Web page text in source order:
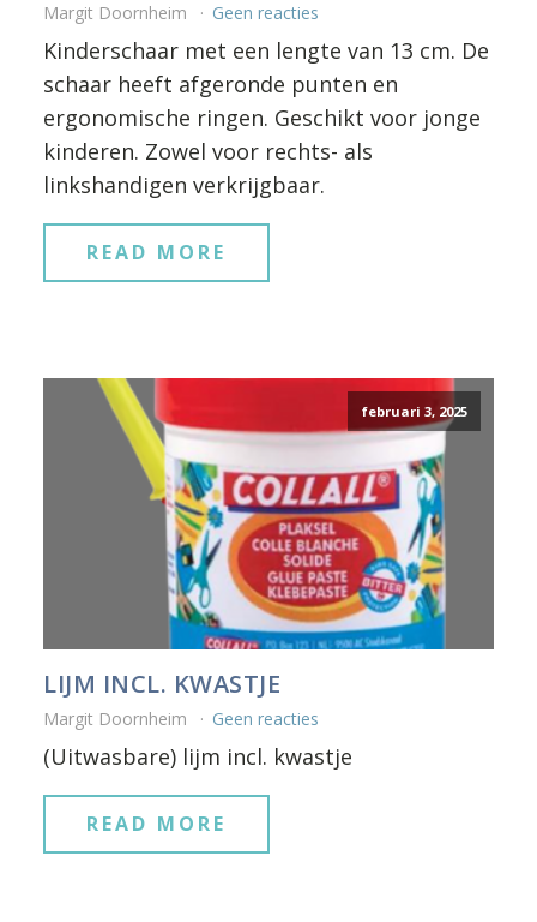
Margit Doornheim Geen reacties
Kinderschaar met een lengte van 13 cm. De
schaar heeft afgeronde punten en
ergonomische ringen. Geschikt voor jonge
kinderen. Zowel voor rechts- als
linkshandigen verkrijgbaar.
READ MORE
februari 3, 2025
LIJM INCL. KWASTJE
Margit Doornheim Geen reacties
(Uitwasbare) lijm incl. kwastje
READ MORE